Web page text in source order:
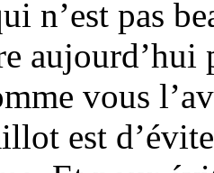
n’est pas
aujourd’hui
vous
est